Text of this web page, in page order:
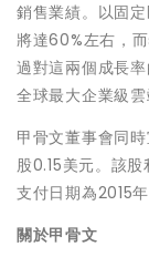
銷售業績。以固
將達60%左右，
過對這兩個成長
全球最大企業級雲
甲骨文董事會同
股0.15美元。該
支付日期為2015
關於甲骨文